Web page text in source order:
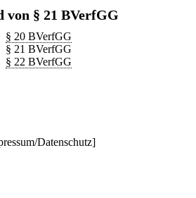
von § 21 BVerfGG
§ 20 BVerfGG
§ 21 BVerfGG
§ 22 BVerfGG
Datenschutz]